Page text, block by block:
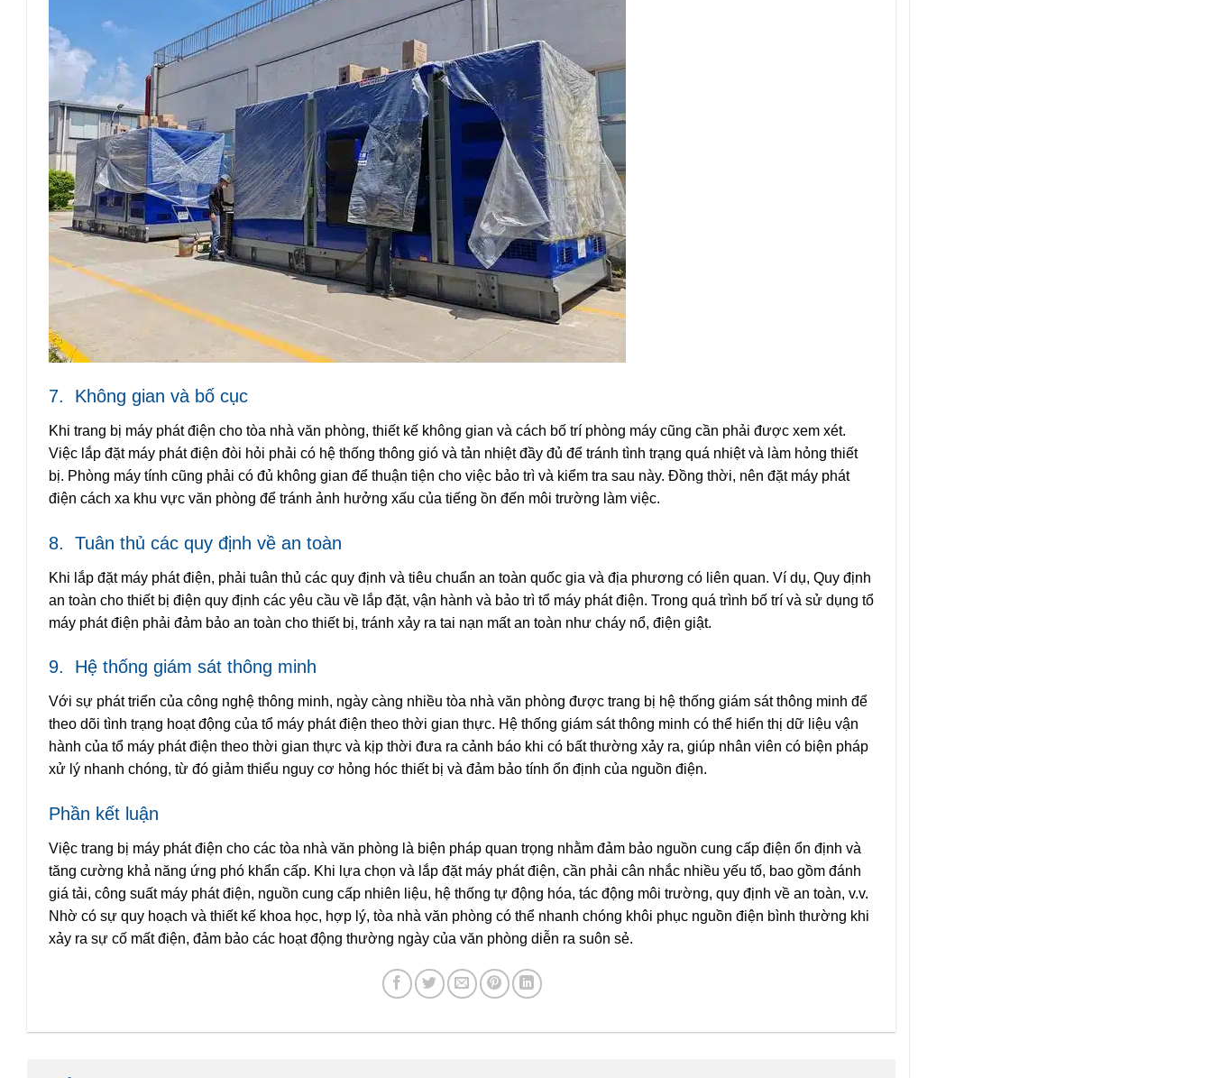
7. Không gian và bố cục
Khi trang bị máy phát điện cho tòa nhà văn phòng, thiết kế không gian và cách bố trí phòng máy cũng cần phải được xem xét.
Việc lắp đặt máy phát điện đòi hỏi phải có hệ thống thông gió và tản nhiệt đầy đủ để tránh tình trạng quá nhiệt và làm hỏng thiết
bị. Phòng máy tính cũng phải có đủ không gian để thuận tiện cho việc bảo trì và kiểm tra sau này. Đồng thời, nên đặt máy phát
điện cách xa khu vực văn phòng để tránh ảnh hưởng xấu của tiếng ồn đến môi trường làm việc.
8. Tuân thủ các quy định về an toàn
Khi lắp đặt máy phát điện, phải tuân thủ các quy định và tiêu chuẩn an toàn quốc gia và địa phương có liên quan. Ví dụ, Quy định
an toàn cho thiết bị điện quy định các yêu cầu về lắp đặt, vận hành và bảo trì tổ máy phát điện. Trong quá trình bố trí và sử dụng tổ
máy phát điện phải đảm bảo an toàn cho thiết bị, tránh xảy ra tai nạn mất an toàn như cháy nổ, điện giật.
9. Hệ thống giám sát thông minh
Với sự phát triển của công nghệ thông minh, ngày càng nhiều tòa nhà văn phòng được trang bị hệ thống giám sát thông minh để
theo dõi tình trạng hoạt động của tổ máy phát điện theo thời gian thực. Hệ thống giám sát thông minh có thể hiển thị dữ liệu vận
hành của tổ máy phát điện theo thời gian thực và kịp thời đưa ra cảnh báo khi có bất thường xảy ra, giúp nhân viên có biện pháp
xử lý nhanh chóng, từ đó giảm thiểu nguy cơ hỏng hóc thiết bị và đảm bảo tính ổn định của nguồn điện.
Phần kết luận
Việc trang bị máy phát điện cho các tòa nhà văn phòng là biện pháp quan trọng nhằm đảm bảo nguồn cung cấp điện ổn định và
tăng cường khả năng ứng phó khẩn cấp. Khi lựa chọn và lắp đặt máy phát điện, cần phải cân nhắc nhiều yếu tố, bao gồm đánh
giá tải, công suất máy phát điện, nguồn cung cấp nhiên liệu, hệ thống tự động hóa, tác động môi trường, quy định về an toàn, v.v.
Nhờ có sự quy hoạch và thiết kế khoa học, hợp lý, tòa nhà văn phòng có thể nhanh chóng khôi phục nguồn điện bình thường khi
xảy ra sự cố mất điện, đảm bảo các hoạt động thường ngày của văn phòng diễn ra suôn sẻ.